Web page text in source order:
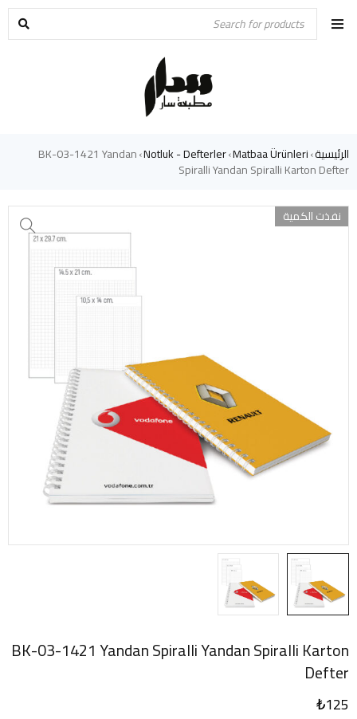
الرئيسية›
Matbaa Ürünleri
›
Notluk - Defterler
›
BK-03-1421 Yandan
Spiralli Yandan Spiralli Karton Defter
نفذت الكمية
BK-03-1421 Yandan Spiralli Yandan Spiralli Karton
Defter
₺125